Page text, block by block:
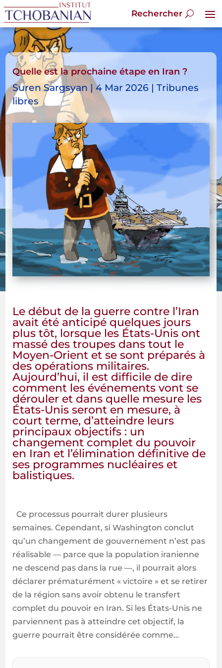
Quelle est la prochaine étape en Iran ?
Suren Sargsyan | 4 Mar 2026 | Tribunes
libres
Le début de la guerre contre l’Iran
avait été anticipé quelques jours
plus tôt, lorsque les États-Unis ont
massé des troupes dans tout le
Moyen-Orient et se sont préparés à
des opérations militaires.
Aujourd’hui, il est difficile de dire
comment les événements vont se
dérouler et dans quelle mesure les
États-Unis seront en mesure, à
court terme, d’atteindre leurs
principaux objectifs : un
changement complet du pouvoir
en Iran et l’élimination définitive de
ses programmes nucléaires et
balistiques.
Ce processus pourrait durer plusieurs
semaines. Cependant, si Washington conclut
qu’un changement de gouvernement n’est pas
réalisable — parce que la population iranienne
ne descend pas dans la rue —, il pourrait alors
déclarer prématurément « victoire » et se retirer
de la région sans avoir obtenu le transfert
complet du pouvoir en Iran. Si les États-Unis ne
parviennent pas à atteindre cet objectif, la
guerre pourrait être considérée comme…